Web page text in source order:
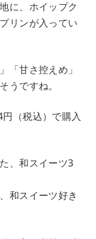
に、ホイップク
リンが入ってい
「甘さ控えめ」
うですね。
（税込）で購入
、和スイーツ3
和スイーツ好き